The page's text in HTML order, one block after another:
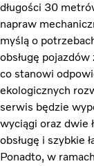
długości 30
napraw
myślą o
obsługę
co stanowi
ekologicznych
serwis będzie
wyciągi oraz dwie
obsługę i szybkie
Ponadto, w